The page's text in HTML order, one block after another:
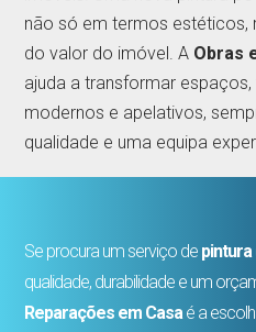
não só em termos estéticos,
do valor do imóvel. A Obras
ajuda a transformar
modernos e apelativos,
qualidade e uma equipa
Se procura um serviço de pintura
qualidade, durabilidade e um
Reparações em Casaé a